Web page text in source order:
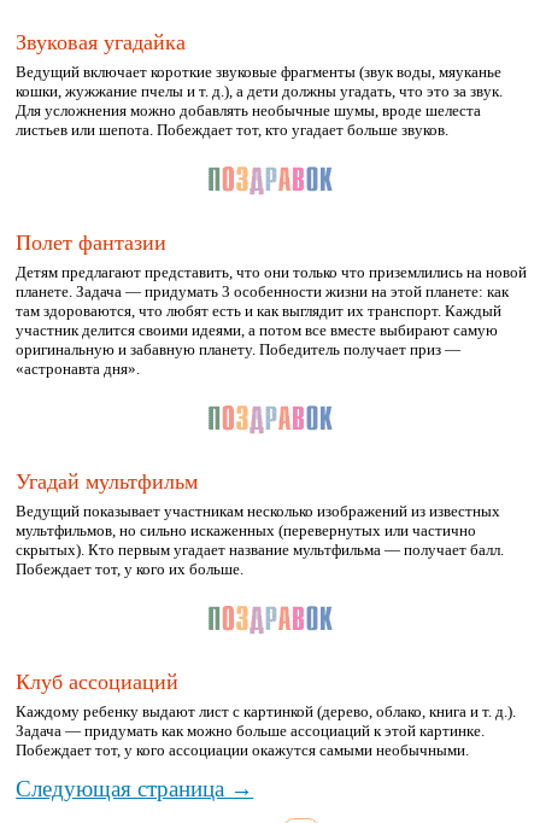
Звуковая угадайка
Ведущий включает короткие звуковые фрагменты (звук воды, мяуканье
кошки, жужжание пчелы и т. д.), а дети должны угадать, что это за звук.
Для усложнения можно добавлять необычные шумы, вроде шелеста
листьев или шепота. Побеждает тот, кто угадает больше звуков.
Полет фантазии
Детям предлагают представить, что они только что приземлились на новой
планете. Задача — придумать 3 особенности жизни на этой планете: как
там здороваются, что любят есть и как выглядит их транспорт. Каждый
участник делится своими идеями, а потом все вместе выбирают самую
оригинальную и забавную планету. Победитель получает приз —
«астронавта дня».
Угадай мультфильм
Ведущий показывает участникам несколько изображений из известных
мультфильмов, но сильно искаженных (перевернутых или частично
скрытых). Кто первым угадает название мультфильма — получает балл.
Побеждает тот, у кого их больше.
Клуб ассоциаций
Каждому ребенку выдают лист с картинкой (дерево, облако, книга и т. д.).
Задача — придумать как можно больше ассоциаций к этой картинке.
Побеждает тот, у кого ассоциации окажутся самыми необычными.
Следующая страница →